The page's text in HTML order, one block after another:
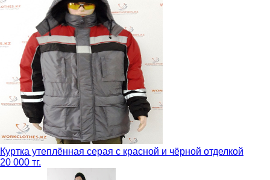
Куртка утеплённая серая с красной и чёрной отделкой
20 000 тг.